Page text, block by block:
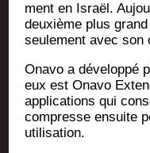
ment en Israël.
deuxième plus
seule­ment avec son
Ona­vo a déve­lop­pé
eux est Ona­vo
appli­ca­tions qui
com­presse ensuite
utilisation.